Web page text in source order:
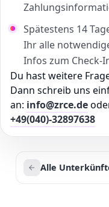
Spätestens 14
Ihr alle
Infos zum Check-
Du hast weitere
Dann schreib uns
an: info@zrce.de
+49(040)-32897638
Alle